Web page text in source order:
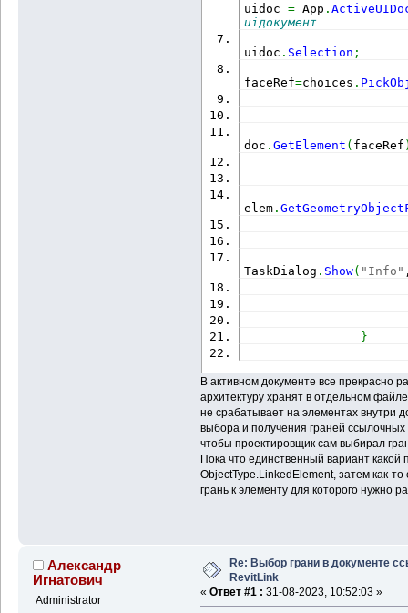
uidoc = App .
uidoc . Selection ;
faceRef=choices .
doc .GetElement ( faceRef
elem .
TaskDialog . Show( "Info"
}
В активном документе все прекрасно
архитектуру хранят в отдельном
не срабатывает на элементах внутри
выбора и получения граней
чтобы проектировщик сам выбирал
Пока что единственный вариант какой
ObjectType.LinkedElement, затем как-
грань к элементу для которого нужно
Александр
Игнатович
Administrator
Re: Выбор грани в документе
RevitLink
« Ответ #1 : 31-08-2023, 10:52:03 »